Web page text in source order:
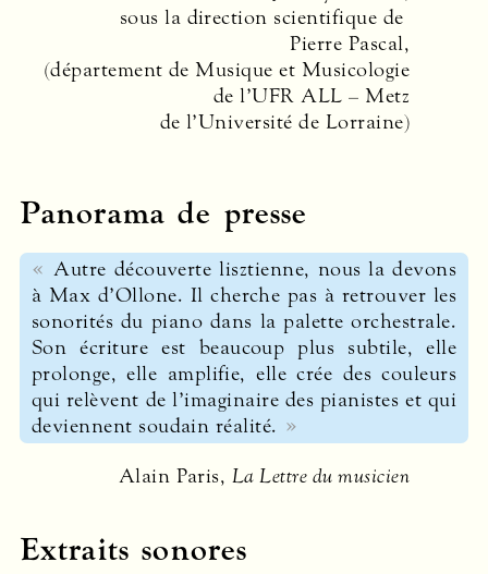
sous la direction scientifique de
Pierre Pascal,
(département de Musique et Musicologie
de l’UFRALL – Metz
de l’Université de Lorraine)
Panorama de presse
Autre découverte lisztienne, nous la devons
à Max d’Ollone. Il cherche pas à retrouver les
sonorités du piano dans la palette orchestrale.
Son écriture est beaucoup plus subtile, elle
prolonge, elle amplifie, elle crée des couleurs
qui relèvent de l’imaginaire des pianistes et qui
deviennent soudain réalité.
Alain Paris, La Lettre du musicien
Extraits sonores